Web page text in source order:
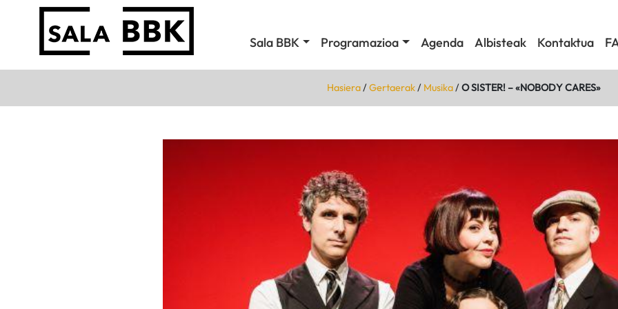
Sala BBK Programazioa Agenda Albisteak Kontaktua
Hasiera/Gertaerak/ Musika/O SISTER! – «NOBODY CARES»